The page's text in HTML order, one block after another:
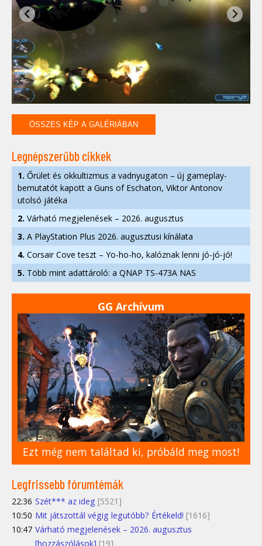
ÖSSZES KÉP A GALÉRIÁBAN
Legnépszerűbb cikkek
1. Őrület és okkultizmus a vadnyugaton – új gameplay-
bemutatót kapott a Guns of Eschaton, Viktor Antonov
utolsó játéka
2. Várható megjelenések – 2026. augusztus
3. A PlayStation Plus 2026. augusztusi kínálata
4. Corsair Cove teszt – Yo-ho-ho, kalóznak lenni jó-jó-jó!
5. Több mint adattároló: a QNAP TS-473A NAS
GG Archívum
Ezt még nem találtad ki, próbáld meg most!
Legfrissebb fórumtémák
22:36 Szét*** az ideg [5521]
10:50 Mit játszottál végig legutóbb? Értékeld! [1616]
10:47 Várható megjelenések – 2026. augusztus
[hozzászólások] [19]